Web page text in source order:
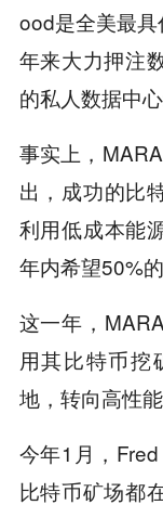
ood是全美最
年来大力押注
的私人数据中心
事实上，
出，成功的比
利用低成本能
年内希望50%
这一年，
用其比特币挖
地，转向高性
今年1月，
比特币矿场都